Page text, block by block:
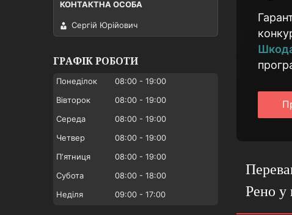
Рено у
Сергій Юрійович
ГРАФІК РОБОТИ
Понеділок 08:00
19:00
Вівторок
08:00
19:00
Середа
08:00
19:00
Четвер
08:00
19:00
Пʼятниця
08:00
19:00
Субота
08:00
18:00
Неділя
09:00 17:00